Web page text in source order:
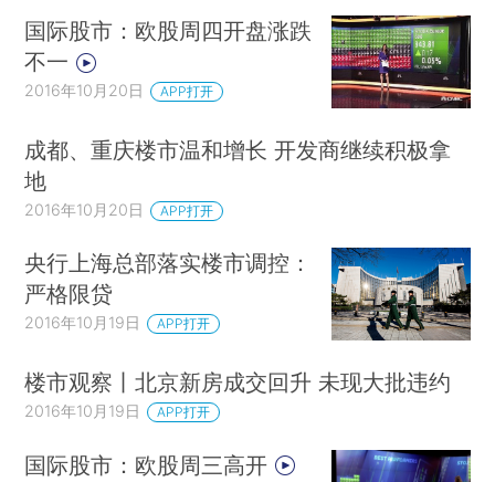
国际股市：欧股周四开盘涨跌
不一
2016年10月20日 APP打开
成都、重庆楼市温和增长 开发商继续积极拿
地
2016年10月20日 APP打开
央行上海总部落实楼市调控：
严格限贷
2016年10月19日 APP打开
楼市观察丨北京新房成交回升 未现大批违约
2016年10月19日 APP打开
国际股市：欧股周三高开